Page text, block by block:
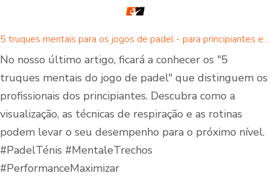
5 truques mentais para os jogos de padel - para principiantes e jogadores avançados de padel
No nosso último artigo, ficará a conhecer os "5
truques mentais do jogo de padel" que distinguem os
profissionais dos principiantes. Descubra como a
visualização, as técnicas de respiração e as rotinas
podem levar o seu desempenho para o próximo nível.
#PadelTénis #MentaleTrechos
#PerformanceMaximizar